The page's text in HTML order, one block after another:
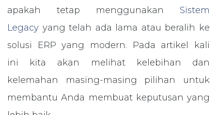
apakah tetap menggunakan Sistem
Legacy yang telah ada lama atau beralih ke
solusi ERP yang modern. Pada artikel kali
ini kita akan melihat kelebihan dan
kelemahan masing-masing pilihan untuk
membantu Anda membuat keputusan yang